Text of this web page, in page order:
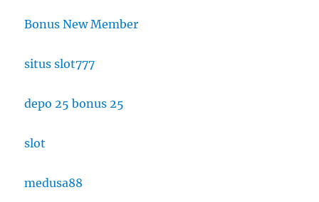
Bonus New Member
situs slot777
depo 25 bonus 25
slot
medusa88